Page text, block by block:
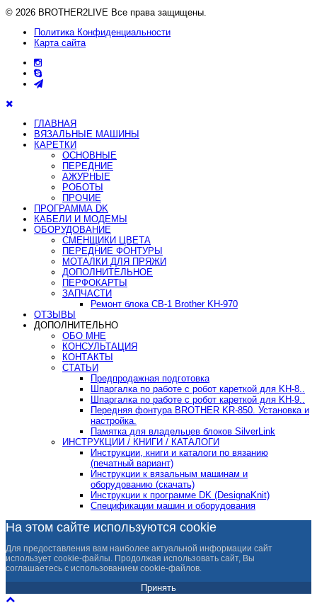
© 2026 BROTHER2LIVE Все права защищены.
Политика Конфиденциальности
Карта сайта
ГЛАВНАЯ
ВЯЗАЛЬНЫЕ МАШИНЫ
КАРЕТКИ
ОСНОВНЫЕ
ПЕРЕДНИЕ
АЖУРНЫЕ
РОБОТЫ
ПРОЧИЕ
ПРОГРАММА DK
КАБЕЛИ И МОДЕМЫ
ОБОРУДОВАНИЕ
СМЕНЩИКИ ЦВЕТА
ПЕРЕДНИЕ ФОНТУРЫ
МОТАЛКИ ДЛЯ ПРЯЖИ
ДОПОЛНИТЕЛЬНОЕ
ПЕРФОКАРТЫ
ЗАПЧАСТИ
Ремонт блока CB-1 Brother KH-970
ОТЗЫВЫ
ДОПОЛНИТЕЛЬНО
ОБО МНЕ
КОНСУЛЬТАЦИЯ
КОНТАКТЫ
СТАТЬИ
Предпродажная подготовка
Шпаргалка по работе с робот кареткой для KH-8..
Шпаргалка по работе с робот кареткой для KH-9..
Передняя фонтура BROTHER KR-850. Установка и
настройка.
Памятка для владельцев блоков SilverLink
ИНСТРУКЦИИ / КНИГИ / КАТАЛОГИ
Инструкции, книги и каталоги по вязанию
(печатный вариант)
Инструкции к вязальным машинам и
оборудованию (скачать)
Инструкции к программе DK (DesignaKnit)
Спецификации машин и оборудования
На этом сайте используются cookie
Для предоставления вам наиболее актуальной информации сайт
использует cookie-файлы. Продолжая использовать сайт, Вы
соглашаетесь с использованием cookie-файлов.
Принять